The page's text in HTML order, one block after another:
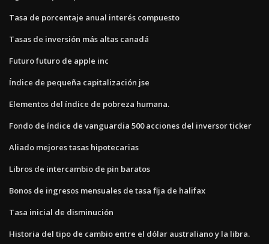
Tasa de porcentaje anual interés compuesto
Tasas de inversión más altas canadá
Futuro futuro de apple inc
Índice de pequeña capitalización jse
Elementos del índice de pobreza humana.
Fondo de índice de vanguardia 500 acciones del inversor ticker
Aliado mejores tasas hipotecarias
Libros de intercambio de pin baratos
Bonos de ingresos mensuales de tasa fija de halifax
Tasa inicial de disminución
Historia del tipo de cambio entre el dólar australiano y la libra.